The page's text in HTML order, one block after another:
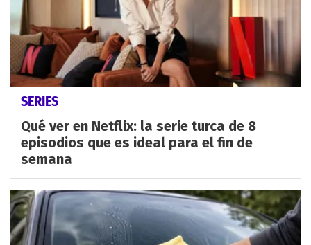
SERIES
Qué ver en Netflix: la serie turca de 8
episodios que es ideal para el fin de
semana